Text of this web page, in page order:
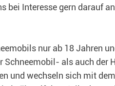
bei Interesse gern darauf
nur ab 18 Jahren
als auch der
und wechseln sich mit dem